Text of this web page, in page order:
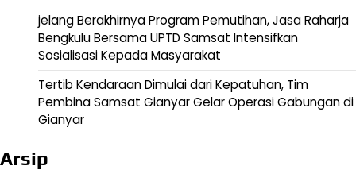
jelang Berakhirnya Program Pemutihan, Jasa Raharja
Bengkulu Bersama UPTD Samsat Intensifkan
Sosialisasi Kepada Masyarakat
Tertib Kendaraan Dimulai dari Kepatuhan, Tim
Pembina Samsat Gianyar Gelar Operasi Gabungan di
Gianyar
Arsip